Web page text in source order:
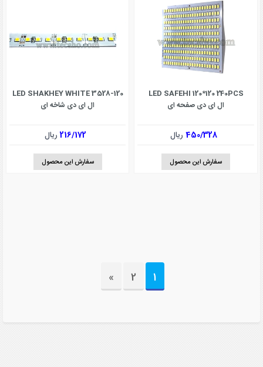
LED SAFEHI 120*120 240PCS
ال ای دی صفحه ای
450/328 ریال
سفارش این محصول
LED SHAKHEY WHITE 3528-120
ال ای دی شاخه ای
216/172ریال
سفارش این محصول
1
2
»